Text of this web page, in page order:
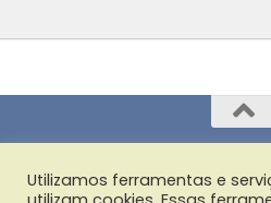
Utilizamos ferramentas e